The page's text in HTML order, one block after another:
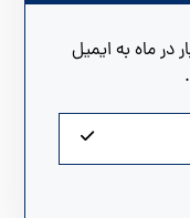
در ماه به ایمیل